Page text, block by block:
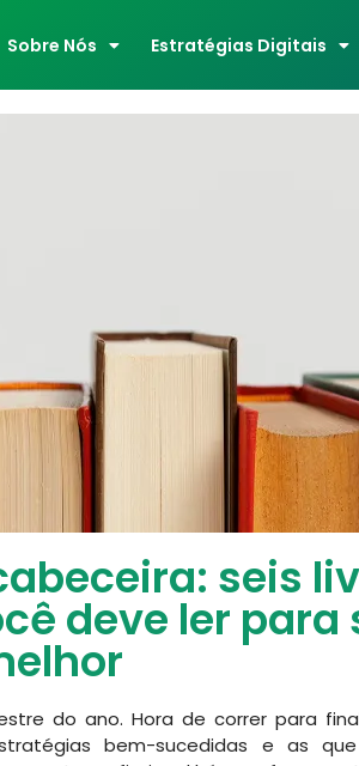
Sobre Nós Estratégias Digitais
seis
deve ler para
do ano. Hora de correr para
bem-sucedidas e as